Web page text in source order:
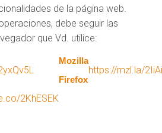
de la página web.
debe seguir las
que Vd. utilice:
Mozilla
Firefox
https://mzl.la/
2KhESEK